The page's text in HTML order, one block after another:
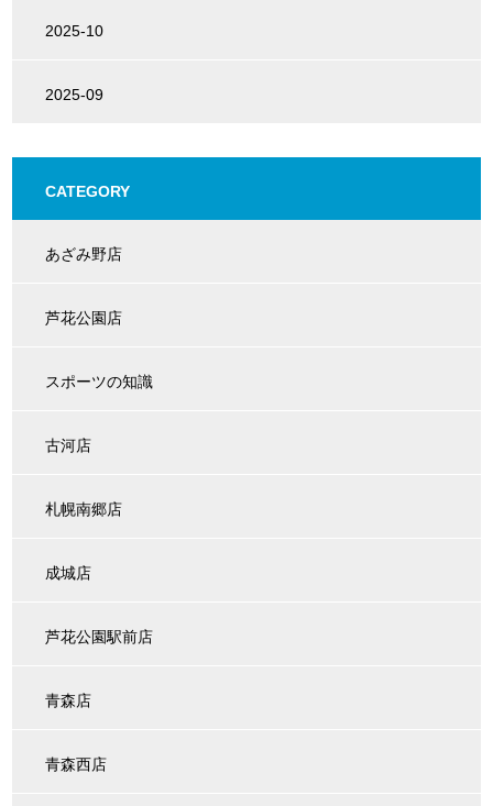
2025-10
2025-09
CATEGORY
あざみ野店
芦花公園店
スポーツの知識
古河店
札幌南郷店
成城店
芦花公園駅前店
青森店
青森西店